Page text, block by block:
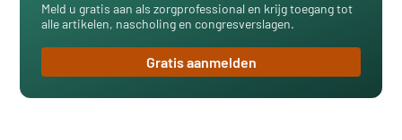
Meld u gratis aan als zorgprofessional en krijg toegang tot
alle artikelen, nascholing en congresverslagen.
Gratis aanmelden